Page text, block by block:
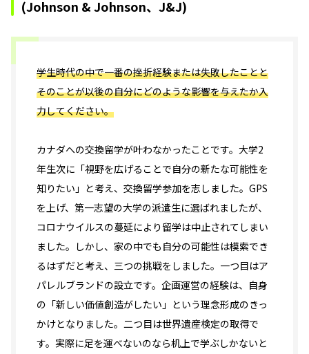
(Johnson & Johnson、J&J)
学生時代の中で一番の挫折経験または失敗したことと
そのことが以後の自分にどのような影響を与えたか入
力してください。
カナダへの交換留学が叶わなかったことです。大学2
年生次に「視野を広げることで自分の新たな可能性を
知りたい」と考え、交換留学参加を志しました。GPS
を上げ、第一志望の大学の派遣生に選ばれましたが、
コロナウイルスの蔓延により留学は中止されてしまい
ました。しかし、家の中でも自分の可能性は模索でき
るはずだと考え、三つの挑戦をしました。一つ目はア
パレルブランドの設立です。企画運営の経験は、自身
の「新しい価値創造がしたい」という理念形成のきっ
かけとなりました。二つ目は世界遺産検定の取得で
す。実際に足を運べないのなら机上で学ぶしかないと